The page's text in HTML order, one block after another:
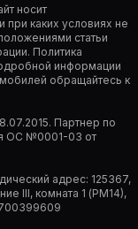
носит
каких условиях не
статьи
Политика
информации
обращайтесь к
Партнер по
ОС №0001-03 от
адрес: 125367,
III, комната 1 (РМ14),